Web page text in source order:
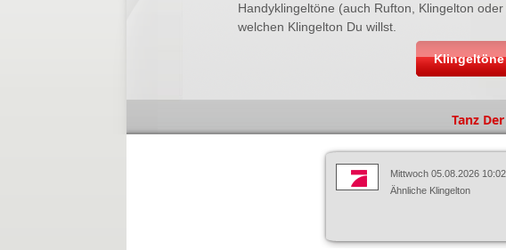
Handyklingeltöne (auch Rufton, Klingelton
welchen Klingelton Du willst.
Klingeltöne
Tanz
Mittwoch 05.08.2026 10:02
Ähnliche Klingelton